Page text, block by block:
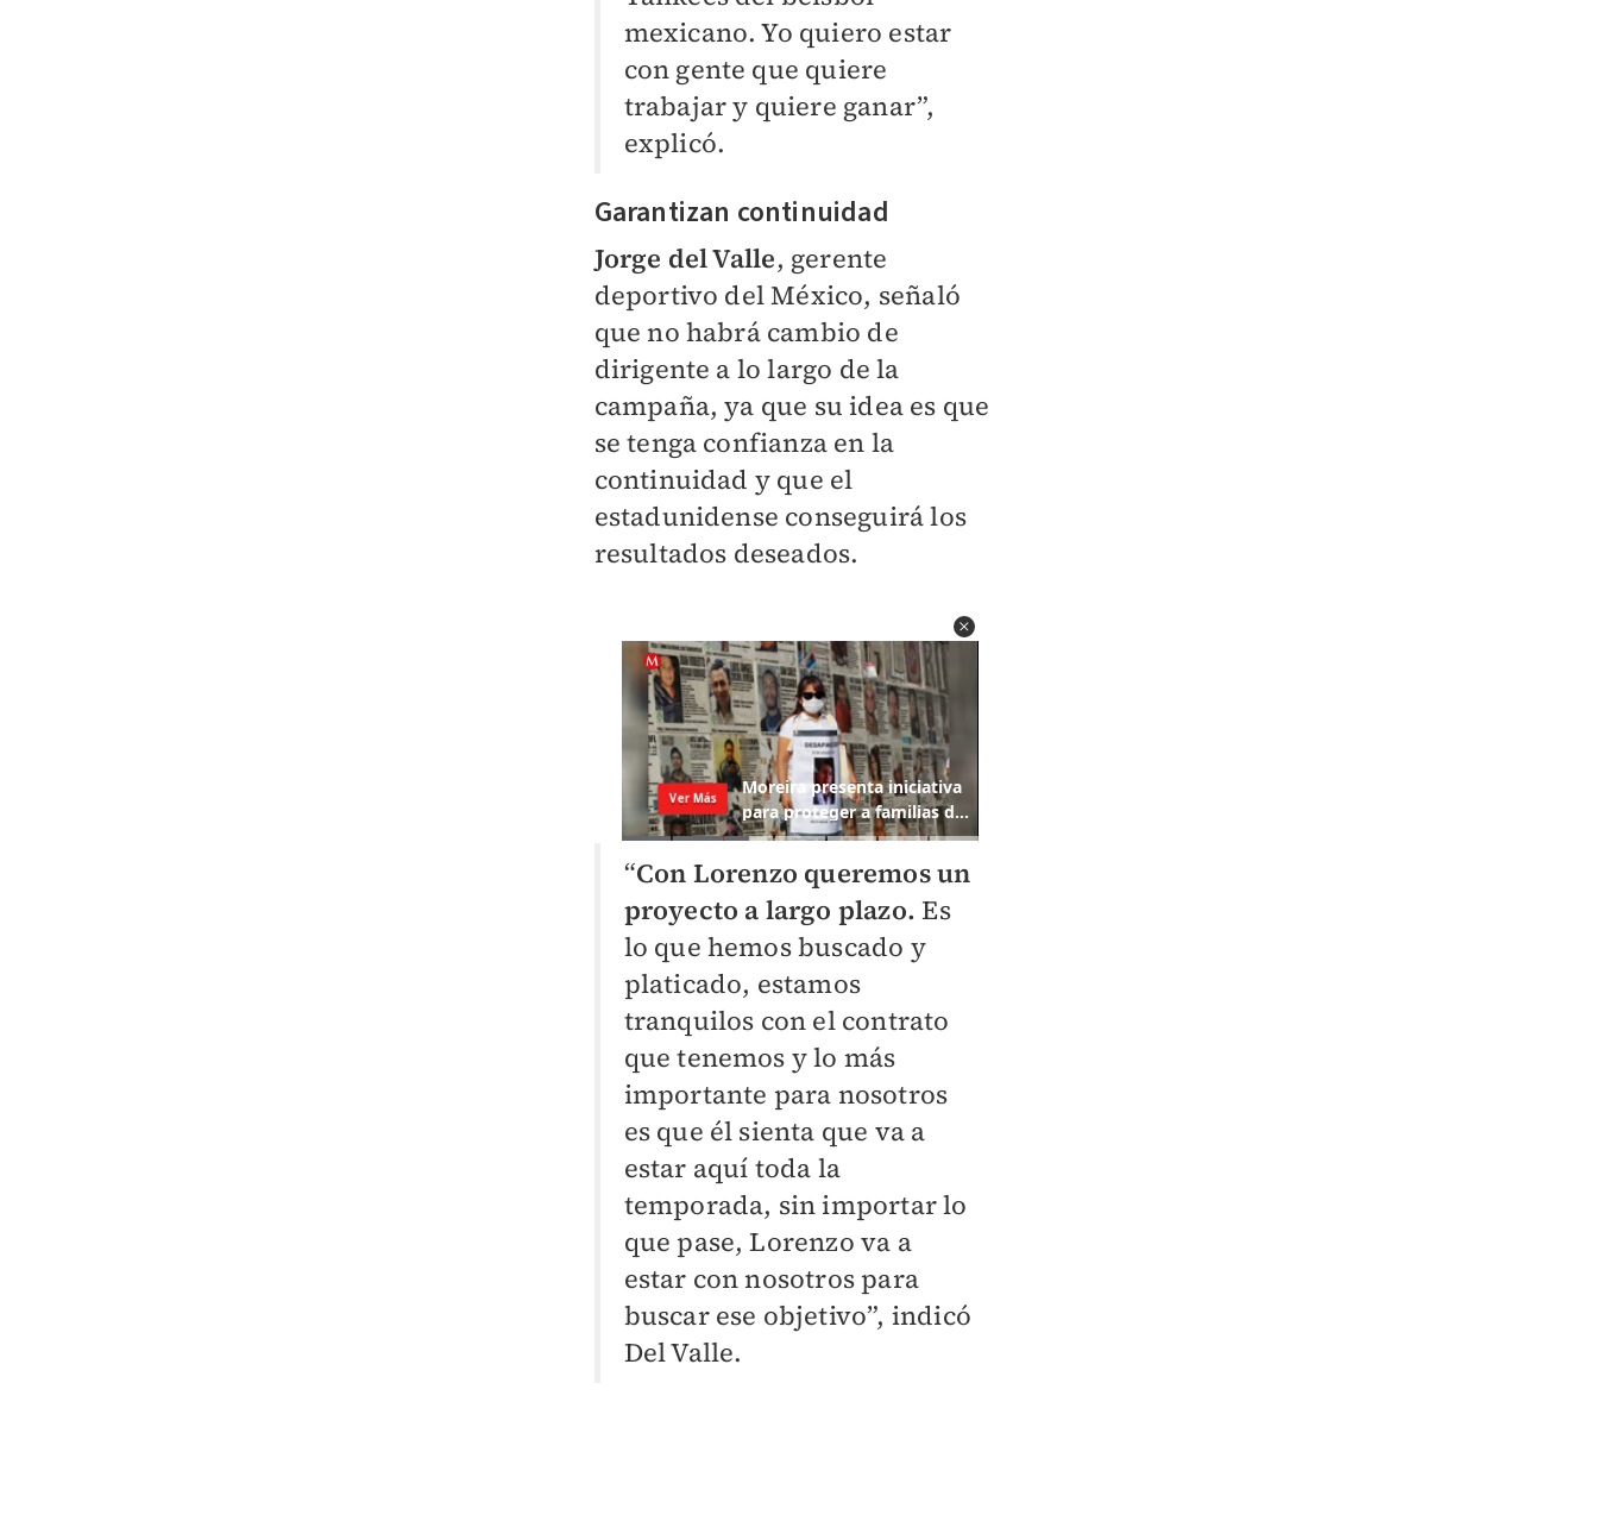
mexicano. Yo quiero estar
con gente que quiere
trabajar y quiere ganar”,
explicó.
Garantizan continuidad
Jorge del Valle, gerente
deportivo del México, señaló
que no habrá cambio de
dirigente a lo largo de la
campaña, ya que su idea es que
se tenga confianza en la
continuidad y que el
estadunidense conseguirá los
resultados deseados.
“Con Lorenzo queremos un
proyecto a largo plazo.Es
lo que hemos buscado y
platicado, estamos
tranquilos con el contrato
que tenemos y lo más
importante para nosotros
es que él sienta que va a
estar aquí toda la
temporada, sin importar lo
que pase, Lorenzo va a
estar con nosotros para
buscar ese objetivo”, indicó
Del Valle.